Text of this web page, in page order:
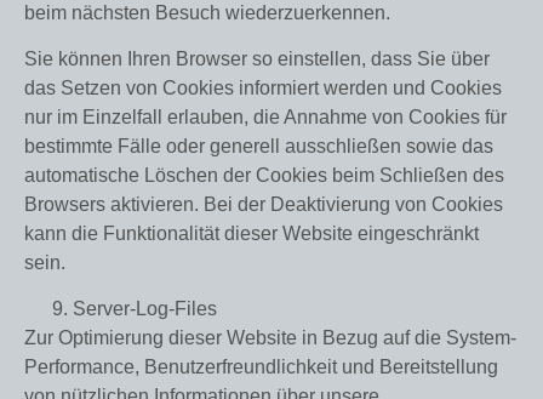
beim nächsten Besuch wiederzuerkennen.
Sie können Ihren Browser so einstellen, dass Sie über
das Setzen von Cookies informiert werden und Cookies
nur im Einzelfall erlauben, die Annahme von Cookies für
bestimmte Fälle oder generell ausschließen sowie das
automatische Löschen der Cookies beim Schließen des
Browsers aktivieren. Bei der Deaktivierung von Cookies
kann die Funktionalität dieser Website eingeschränkt
sein.
Server-Log-Files
Zur Optimierung dieser Website in Bezug auf die System-
Performance, Benutzerfreundlichkeit und Bereitstellung